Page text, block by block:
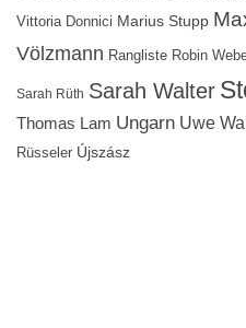
Vittoria Donnici Marius Stupp
Völzmann Rangliste Robin
Sarah Rüth Sarah Walter
Thomas Lam Ungarn Uwe
Rüsseler Újszász